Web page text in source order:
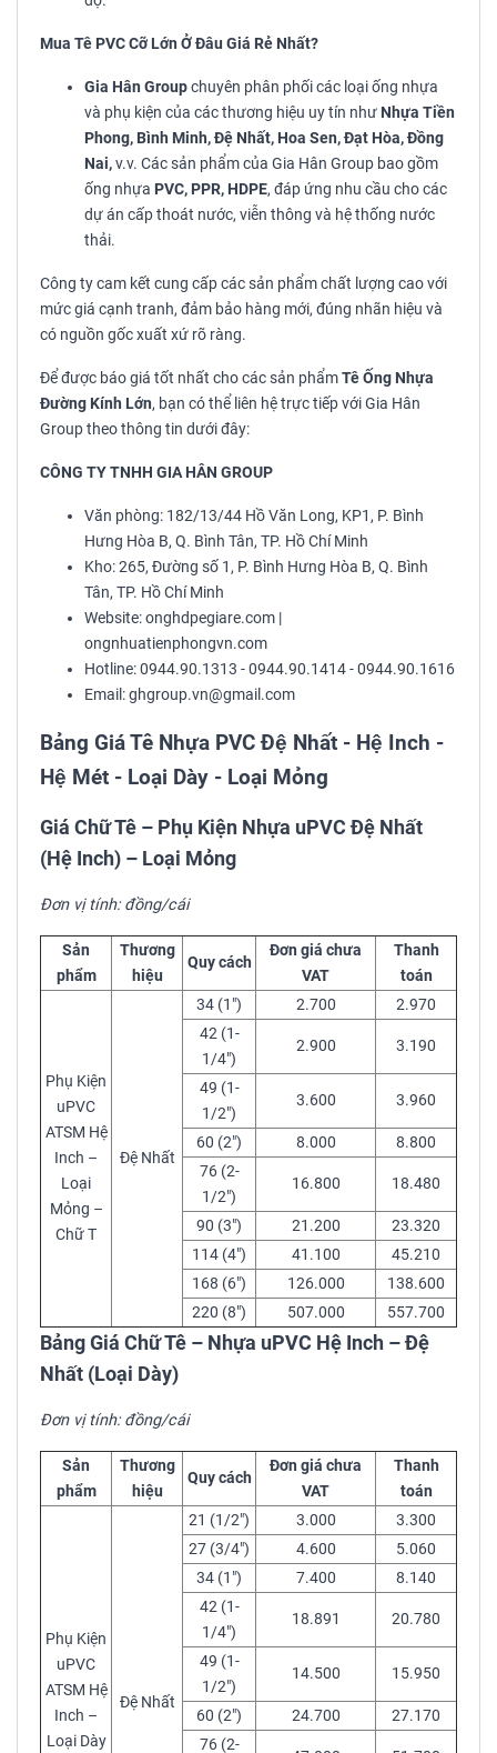
Mua Tê PVC Cỡ Lớn Ở Đâu Giá Rẻ Nhất?
Gia Hân Groupchuyên phân phối các loại ống nhựa
và phụ kiện của các thương hiệu uy tín như Nhựa Tiền
Phong, Bình Minh, Đệ Nhất, Hoa Sen, Đạt Hòa, Đồng
Nai,v.v. Các sản phẩm của Gia Hân Group bao gồm
ống nhựa PVC, PPR, HDPE, đáp ứng nhu cầu cho các
dự án cấp thoát nước, viễn thông và hệ thống nước
thải.
Công ty cam kết cung cấp các sản phẩm chất lượng cao với
mức giá cạnh tranh, đảm bảo hàng mới, đúng nhãn hiệu và
có nguồn gốc xuất xứ rõ ràng.
Để được báo giá tốt nhất cho các sản phẩmTê Ống Nhựa
Đường Kính Lớn, bạn có thể liên hệ trực tiếp với Gia Hân
Group theo thông tin dưới đây:
CÔNG TY TNHH GIA HÂN GROUP
Văn phòng: 182/13/44 Hồ Văn Long, KP1, P. Bình
Hưng Hòa B, Q. Bình Tân, TP. Hồ Chí Minh
Kho: 265, Đường số 1, P. Bình Hưng Hòa B, Q. Bình
Tân, TP. Hồ Chí Minh
Website: onghdpegiare.com |
ongnhuatienphongvn.com
Hotline: 0944.90.1313 - 0944.90.1414 - 0944.90.1616
Email: ghgroup.vn@gmail.com
Bảng Giá Tê Nhựa PVC Đệ Nhất - Hệ Inch -
Hệ Mét - Loại Dày - Loại Mỏng
Giá Chữ Tê – Phụ Kiện Nhựa uPVC Đệ Nhất
(Hệ Inch) – Loại Mỏng
Đơn vị tính: đồng/cái
Sản
phẩm
Thương
hiệu
Quy cách
Đơn giá chưa
VAT
Thanh
toán
Phụ Kiện
uPVC
ATSM Hệ
Inch –
Loại
Mỏng –
Chữ T
Đệ Nhất
34 (1″) 2.700
2.970
42 (1-
1/4″)
2.900 3.190
49 (1-
1/2″)
3.600 3.960
60 (2″) 8.000
8.800
76 (2-
1/2″)
16.800 18.480
90 (3″) 21.200
23.320
114 (4″)
41.100
45.210
168 (6″)
126.000
138.600
220 (8″)
507.000 557.700
Bảng Giá Chữ Tê – Nhựa uPVC Hệ Inch – Đệ
Nhất (Loại Dày)
Đơn vị tính: đồng/cái
Sản
phẩm
Thương
hiệu
Quy cách
Đơn giá chưa
VAT
Thanh
toán
Phụ Kiện
uPVC
ATSM Hệ
Inch –
Loại Dày
Đệ Nhất
21 (1/2″) 3.000
3.300
27 (3/4″)
4.600
5.060
34 (1″)
7.400
8.140
42 (1-
1/4″)
18.891 20.780
49 (1-
1/2″)
14.500 15.950
60 (2″) 24.700
27.170
76 (2-